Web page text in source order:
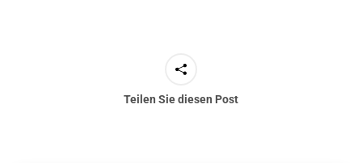
Teilen Sie diesen Post